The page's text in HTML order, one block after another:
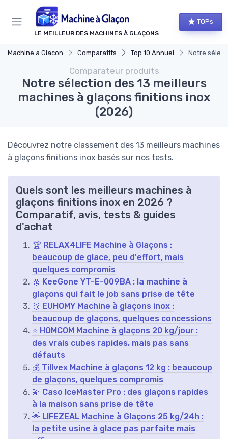
LE MEILLEUR DES MACHINES À GLAÇONS
TOPs
Machine a Glacon Comparatifs Top 10 Annuel Notre
Comparateur produits
Notre sélection des 13 meilleurs
machines à glaçons finitions inox
(2026)
Découvrez notre classement des 13 meilleurs machines
à glaçons finitions inox basés sur nos tests.
Quels sont les meilleurs machines à
glaçons finitions inox en 2026 ?
Comparatif, avis, tests & guides
d'achat
🏆 RELAX4LIFE Machine à Glaçons :
beaucoup de glace, peu d'effort, mais
quelques compromis
🥈 KeeGone YT-E-009BA : la machine à
glaçons qui fait le job sans prise de tête
🥉 EUHOMY Machine à glaçons inox :
beaucoup de glaçons, quelques concessions
⭐ HOMCOM Machine à glaçons 20 kg/jour :
des vrais cubes rapides, mais pas sans
défauts
💰 Tillvex Machine à glaçons 12 kg : beaucoup
de glaçons, quelques compromis
💫 Caso IceMaster Pro : des glaçons rapides
à la maison sans prise de tête
🌟 LIFEZEAL Machine à Glaçons 25 kg/24h :
la petite usine à glace pas parfaite mais
Panneau de gestion des cookies